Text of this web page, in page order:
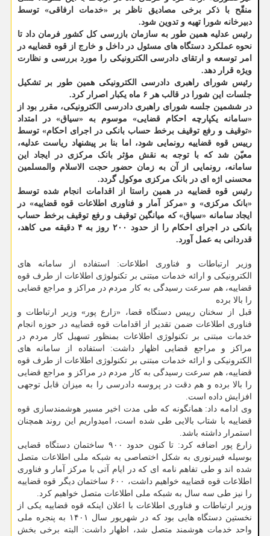
منقّح با ذکر برخی مصادیق ناظر بر «خدمات ارفاقی» توسط
دبیرخانه شورا تهیه و تدوین شود.
رئیس عدلیه همین طور به سازمان بازرسی کل کشور فرمان داد تا
نحوه عملکرد دستگاه های مسئول در داخل و خارج از قوه قضاییه در
امر توسعه و ارتقای دادرسی الکترونیکی را مورد بررسی و نظارت
ویژه قرار دهد.
رئیس شورای راهبری دادرسی الکترونیکی همین طور بر تشکیل
جلسات این شورا در قالب هر ۶ ماه یکبار اصرار کرد.
در ششمین جلسه شورای راهبری دادرسی الکترونیکی، مقرر بود از
«سامانه یکپارچه احکام قضایی» موسوم به «سیاق» در امتداد
«توقیف و رفع توقیف برخط حساب بانکی در اجرای احکام» توسط
رییس قوه قضاییه رونمایی شود، اما بنا بر پیشنهاد ریاست عدلیه،
معیّن شد که با توجه به نقش مؤثر بانک مرکزی در ایجاد این
سامانه، رونمایی از آن به زمان حضور حجت الاسلام والمسلمین
محسنی اژه ای در بانک مرکزی موکول گردد.
رئیس قوه قضاییه در همین راستا از اقدامات انجام شده توسط
«بانک مرکزی» و «مرکز آمار و فناوری اطلاعات قوه قضاییه» در
ایجاد سامانه «سیاق» که میانگین توقیف و رفع توقیف برخط حساب
بانکی در اجرای احکام را از حدود ۲۰۰ روز به ۴ دقیقه می کاهد،
قدردانی به عمل آورد.
وزیر ارتباطات و فناوری اطلاعات: استفاده از سامانه های
الکترونیکی و ارائه خدمات مبتنی بر تکنولوژی اطلاعات از طرف قوه
قضاییه، هم سرعت رسیدگی به کار مردم در مراکز و مراجع قضایی
را بالا برده
قبل از سخنان رییس دستگاه قضا، «زارع پور» وزیر ارتباطات و
فناوری اطلاعات ضمن تقدیر از اقدامات قوه قضاییه در حوزه انجام
خدمات مبتنی بر تکنولوژی اطلاعات بمنظور تسهیل کار مردم در
مراکز و مراجع قضایی اظهار داشت: استفاده از سامانه های
الکترونیکی و ارائه خدمات مبتنی بر تکنولوژی اطلاعات از طرف قوه
قضاییه، هم سرعت رسیدگی به کار مردم در مراکز و مراجع قضایی
را بالا برده و هم دقت در پروسه دادرسی را به میزان قابل توجهی
افزایش داده است.
وی ادامه داد: همانگونه که طی مدت اخیر مسیر هوشمندسازی قوه
قضاییه با شتاب بالایی طی شده است، امیدواریم این روند همچنان
استمرار داشته باشد.
زارع پور اضافه کرد: تا کنون حدود ۹۰۰ ساختمان دستگاه قضایی
بوسیله فیبرنوری به شکل اختصاصی به شبکه ملی اطلاعات متصل
شده اند و طی تفاهم نامه ای که در ایام آتی با مرکز آمار و فناوری
اطلاعات قوه قضاییه خواهیم داشت، ۶۰۰ ساختمان دیگر قوه قضاییه
را نیز طی سه سال به شبکه ملی اطلاعات متصل خواهیم کرد.
وزیر ارتباطات و فناوری اطلاعات با اعلان اینکه قوه قضاییه یکی از
نخستین دستگاه هایی بود که در شهریور سال ۱۴۰۱ به پنجره ملی
واحد خدمات هوشمند متصل شد، اظهار داشت: البته برخی بخش